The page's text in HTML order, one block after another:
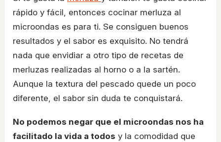
rápido y fácil, entonces cocinar merluza al
microondas es para ti. Se consiguen buenos
resultados y el sabor es exquisito. No tendrá
nada que envidiar a otro tipo de recetas de
merluzas realizadas al horno o a la sartén.
Aunque la textura del pescado quede un poco
diferente, el sabor sin duda te conquistará.
No podemos negar que el microondas nos ha
facilitado la vida a todos y la comodidad que